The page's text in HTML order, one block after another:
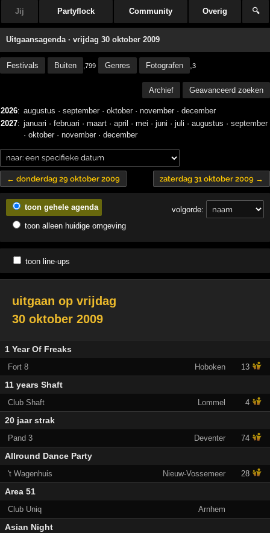
Jij Partyflock Community Overig 🔍
Uitgaansagenda · vrijdag 30 oktober 2009
Festivals Buiten ,799 Genres Fotografen ,3
Archief Geavanceerd zoeken
2026: augustus · september· oktober· november· december
2027: januari · februari · maart · april · mei · juni · juli · augustus · september
· oktober· november· december
← donderdag 29 oktober 2009 zaterdag 31 oktober 2009 →
volgorde:
toon gehele agenda
toon alleen huidige omgeving
toon line-ups
uitgaan op vrijdag
30 oktober 2009
1 Year Of Freaks
Fort 8 Hoboken 13
11 years Shaft
Club Shaft Lommel 4
20 jaar strak
Pand 3 Deventer 74
Allround Dance Party
't Wagenhuis Nieuw-Vossemeer 28
Area 51
Club Uniq Arnhem
Asian Night